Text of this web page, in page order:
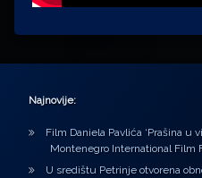
Najnovije:
Film Daniela Pavlića ‘Prašina u
Montenegro International Film
U središtu Petrinje otvorena